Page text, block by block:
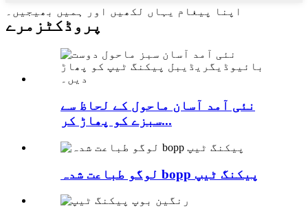
اپنا پیغام یہاں لکھیں اور ہمیں بھیجیں۔
پروڈکٹزمرے
نئی آمد آسان ماحول کے لحاظ سے
سبزے کو پھاڑ کر...
لوگو طباعت شدہ bopp پیکنگ ٹیپ